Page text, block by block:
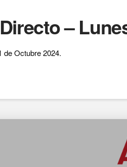
–
de Octubre 2024.